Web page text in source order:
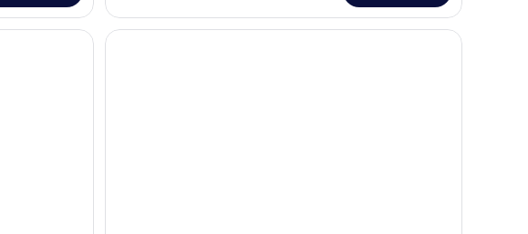
Room
| Hochwertige Bettwaren, Zimmersafe, Schreibtisch